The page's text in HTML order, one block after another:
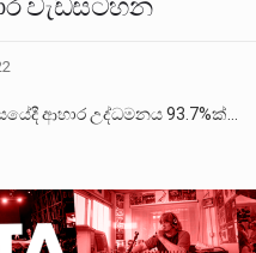
වැඩසටහන
ආහාර උද්ධමනය 93.7%ක්…